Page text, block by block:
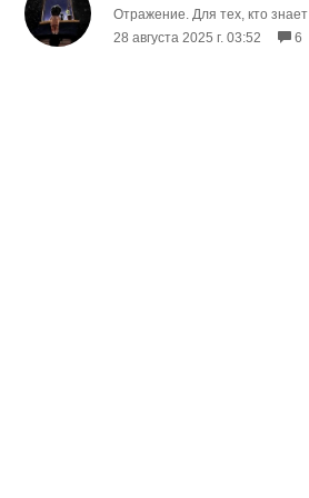
Отражение. Для тех, кто знает
28 августа 2025 г. 03:52
6